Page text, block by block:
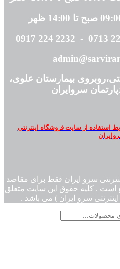
بیمارستان علوی،
سروایران
استفاده از سایت فروشگاه اینترنتی
سرو ایران فقط برای مقاصد
است . کلیه حقوق این سایت متعلق
سرو ایران ) می باشد .